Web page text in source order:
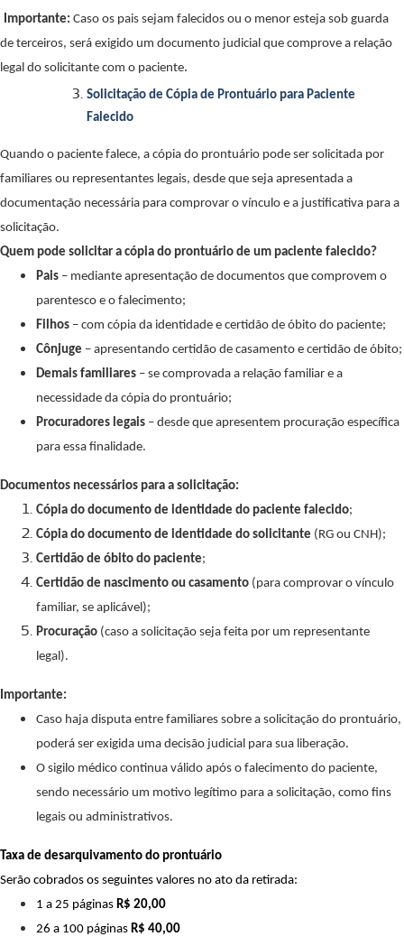
Importante: Caso os pais sejam falecidos ou o menor esteja sob guarda
de terceiros, será exigido um documento judicial que comprove a relação
legal do solicitante com o paciente.
Solicitação de Cópia de Prontuário para Paciente
Falecido
Quando o paciente falece, a cópia do prontuário pode ser solicitada por
familiares ou representantes legais, desde que seja apresentada a
documentação necessária para comprovar o vínculo e a justificativa para a
solicitação.
Quem pode solicitar a cópia do prontuário de um paciente falecido?
Pais – mediante apresentação de documentos que comprovem o
parentesco e o falecimento;
Filhos – com cópia da identidade e certidão de óbito do paciente;
Cônjuge – apresentando certidão de casamento e certidão de óbito;
Demais familiares – se comprovada a relação familiar e a
necessidade da cópia do prontuário;
Procuradores legais – desde que apresentem procuração específica
para essa finalidade.
Documentos necessários para a solicitação:
Cópia do documento de identidade do paciente falecido;
Cópia do documento de identidade do solicitante (RG ou CNH);
Certidão de óbito do paciente;
Certidão de nascimento ou casamento (para comprovar o vínculo
familiar, se aplicável);
Procuração (caso a solicitação seja feita por um representante
legal).
Importante:
Caso haja disputa entre familiares sobre a solicitação do prontuário,
poderá ser exigida uma decisão judicial para sua liberação.
O sigilo médico continua válido após o falecimento do paciente,
sendo necessário um motivo legítimo para a solicitação, como fins
legais ou administrativos.
Taxa de desarquivamento do prontuário
Serão cobrados os seguintes valores no ato da retirada:
1 a 25 páginas R$ 20,00
26 a 100 páginas R$ 40,00